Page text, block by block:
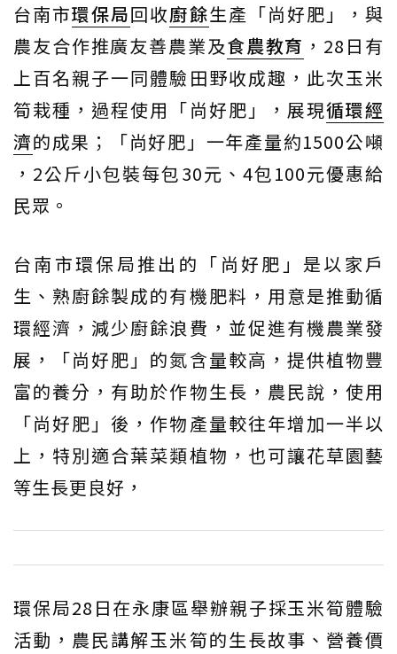
台南市環保局回收廚餘生產「尚好肥」，與
農友合作推廣友善農業及食農教育 ，28日有
上百名親子一同體驗田野收成趣，此次玉米
筍栽種，過程使用「尚好肥」，展現循環經
濟的成果；「尚好肥」一年產量約1500公噸
，2公斤小包裝每包30元、4包100元優惠給
民眾。
台南市環保局推出的「尚好肥」是以家戶
生、熟廚餘製成的有機肥料，用意是推動循
環經濟，減少廚餘浪費，並促進有機農業發
展，「尚好肥」的氮含量較高，提供植物豐
富的養分，有助於作物生長，農民說，使用
「尚好肥」後，作物產量較往年增加一半以
上，特別適合葉菜類植物，也可讓花草園藝
等生長更良好，
環保局28日在永康區舉辦親子採玉米筍體驗
活動，農民講解玉米筍的生長故事、營養價